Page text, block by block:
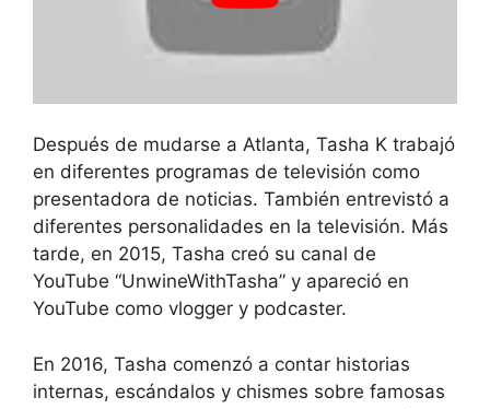
Después de mudarse a Atlanta, Tasha K trabajó
en diferentes programas de televisión como
presentadora de noticias. También entrevistó a
diferentes personalidades en la televisión. Más
tarde, en 2015, Tasha creó su canal de
YouTube “UnwineWithTasha” y apareció en
YouTube como vlogger y podcaster.
En 2016, Tasha comenzó a contar historias
internas, escándalos y chismes sobre famosas